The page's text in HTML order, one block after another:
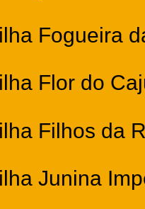
Fogueira
Flor do
Filhos da
Junina